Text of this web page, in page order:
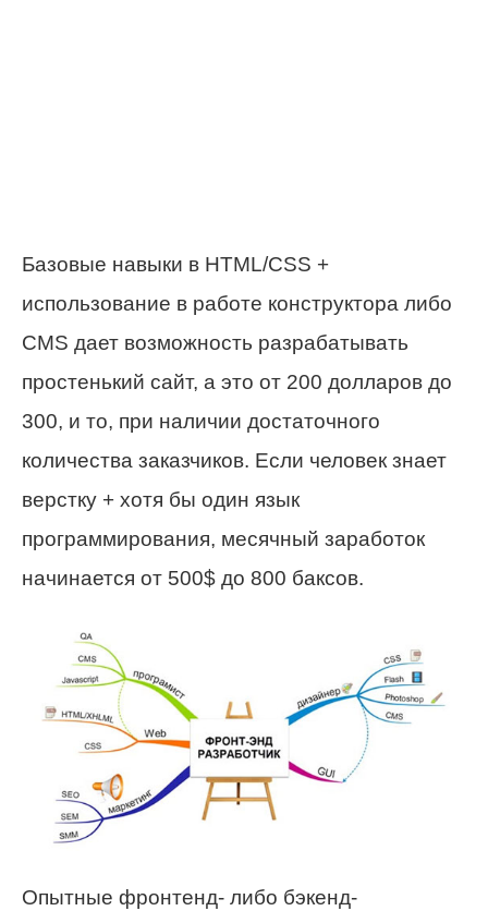
Базовые навыки в HTML/CSS +
использование в работе конструктора либо
CMS дает возможность разрабатывать
простенький сайт, а это от 200 долларов до
300, и то, при наличии достаточного
количества заказчиков. Если человек знает
верстку + хотя бы один язык
программирования, месячный заработок
начинается от 500$ до 800 баксов.
Опытные фронтенд- либо бэкенд-